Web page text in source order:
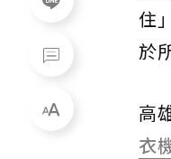
住
於
高
衣